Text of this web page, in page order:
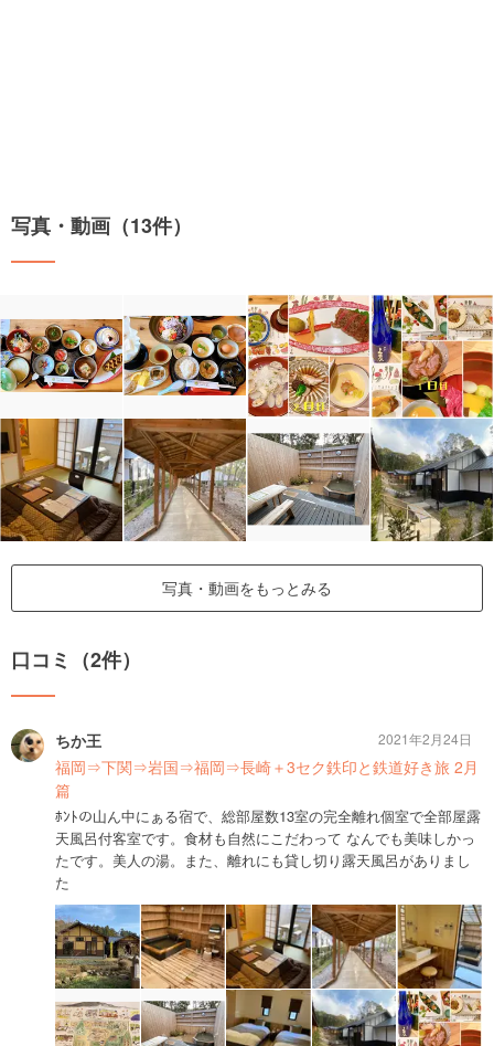
写真・動画（13件）
写真・動画をもっとみる
口コミ（2件）
ちか王
福岡⇒下関⇒岩国⇒福岡⇒長崎＋3セク鉄印と鉄道好き旅 2月
篇
ﾎﾝﾄの山ん中にぁる宿で、総部屋数13室の完全離れ個室で全部屋露
天風呂付客室です。食材も自然にこだわって なんでも美味しかっ
たです。美人の湯。また、離れにも貸し切り露天風呂がありまし
た
2021年2月24日